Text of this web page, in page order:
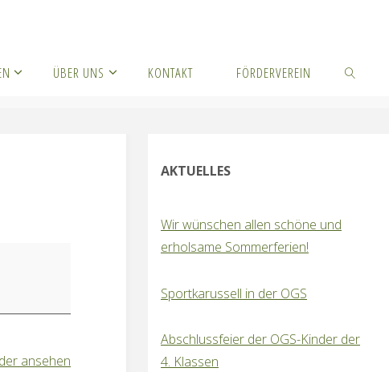
ÜBER UNS KONTAKT FÖRDERVEREIN
ansehen
AKTUELLES
Wir wünschen allen schöne und
erholsame Sommerferien!
Sportkarussell in der OGS
Abschlussfeier der OGS-Kinder der
4. Klassen